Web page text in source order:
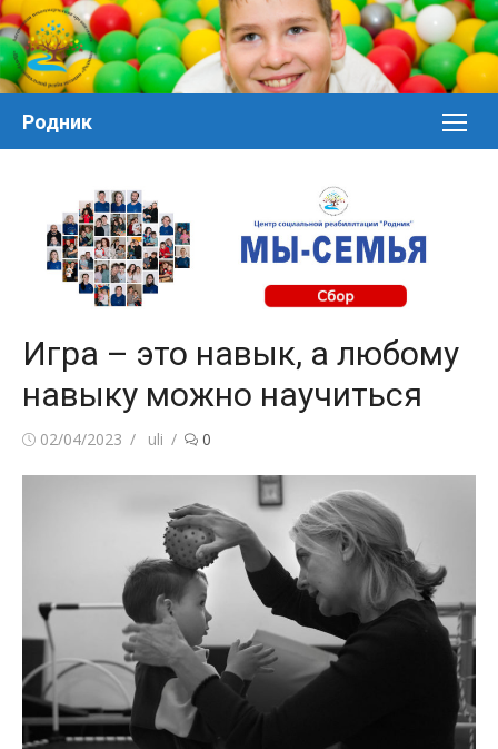
Перейти
к
контенту
Родник
Игра – это навык, а любому
навыку можно научиться
Posted
02/04/2023 Author
uli 0